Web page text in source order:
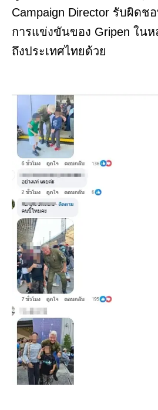
Campaign Director รับผิดช
การแข่งขันของ Gripen ในห
ถึงประเทศไทยด้วย